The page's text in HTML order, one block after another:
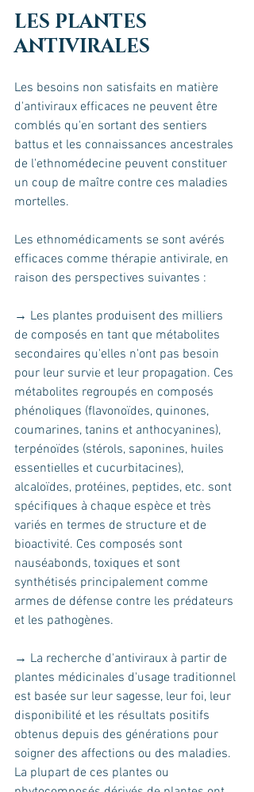
LES PLANTES
ANTIVIRALES
Les besoins non satisfaits en matière
d'antiviraux efficaces ne peuvent être
comblés qu'en sortant des sentiers
battus et les connaissances ancestrales
de l'ethnomédecine peuvent constituer
un coup de maître contre ces maladies
mortelles.
Les ethnomédicaments se sont avérés
efficaces comme thérapie antivirale, en
raison des perspectives suivantes :
→ Les plantes produisent des milliers
de composés en tant que métabolites
secondaires qu'elles n'ont pas besoin
pour leur survie et leur propagation. Ces
métabolites regroupés en composés
phénoliques (flavonoïdes, quinones,
coumarines, tanins et anthocyanines),
terpénoïdes (stérols, saponines, huiles
essentielles et cucurbitacines),
alcaloïdes, protéines, peptides, etc. sont
spécifiques à chaque espèce et très
variés en termes de structure et de
bioactivité. Ces composés sont
nauséabonds, toxiques et sont
synthétisés principalement comme
armes de défense contre les prédateurs
et les pathogènes.
→ La recherche d'antiviraux à partir de
plantes médicinales d'usage traditionnel
est basée sur leur sagesse, leur foi, leur
disponibilité et les résultats positifs
obtenus depuis des générations pour
soigner des affections ou des maladies.
La plupart de ces plantes ou